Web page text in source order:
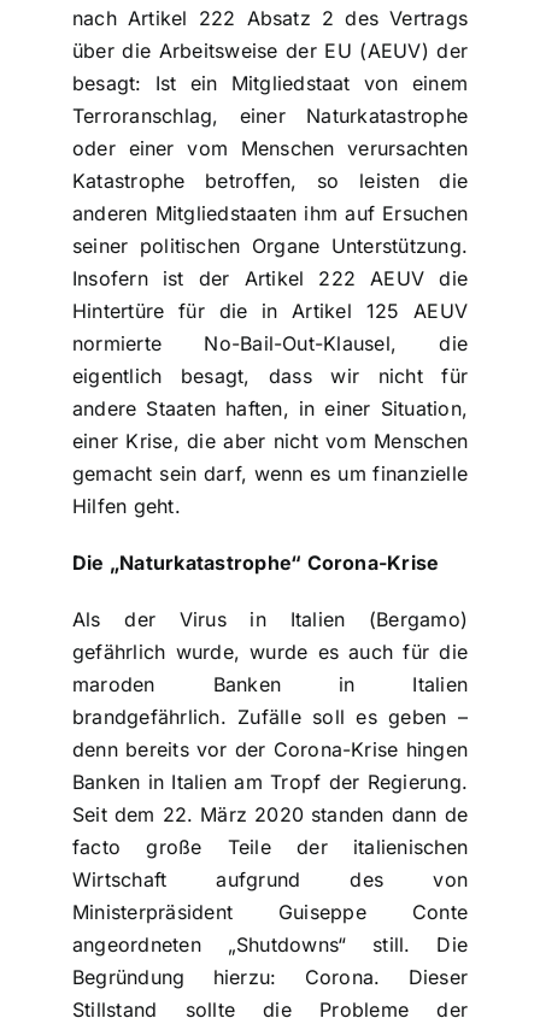
nach Artikel 222 Absatz 2 des Vertrags
über die Arbeitsweise der EU (AEUV) der
besagt: Ist ein Mitgliedstaat von einem
Terroranschlag, einer Naturkatastrophe
oder einer vom Menschen verursachten
Katastrophe betroffen, so leisten die
anderen Mitgliedstaaten ihm auf Ersuchen
seiner politischen Organe Unterstützung.
Insofern ist der Artikel 222 AEUV die
Hintertüre für die in Artikel 125 AEUV
normierte No-Bail-Out-Klausel, die
eigentlich besagt, dass wir nicht für
andere Staaten haften, in einer Situation,
einer Krise, die aber nicht vom Menschen
gemacht sein darf, wenn es um finanzielle
Hilfen geht.
Die „Naturkatastrophe“ Corona-Krise
Als der Virus in Italien (Bergamo)
gefährlich wurde, wurde es auch für die
maroden Banken in Italien
brandgefährlich. Zufälle soll es geben –
denn bereits vor der Corona-Krise hingen
Banken in Italien am Tropf der Regierung.
Seit dem 22. März 2020 standen dann de
facto große Teile der italienischen
Wirtschaft aufgrund des von
Ministerpräsident Guiseppe Conte
angeordneten „Shutdowns“ still. Die
Begründung hierzu: Corona. Dieser
Stillstand sollte die Probleme der